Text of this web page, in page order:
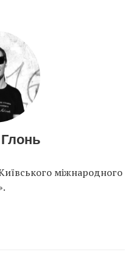
Глонь
міжнародного